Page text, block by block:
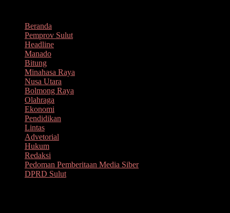
kontenBeranda
Pemprov Sulut
Headline
Manado
Bitung
Minahasa Raya
Nusa Utara
Bolmong Raya
Olahraga
Ekonomi
Pendidikan
Lintas
Advetorial
Hukum
Redaksi
Pedoman Pemberitaan Media Siber
DPRD Sulut